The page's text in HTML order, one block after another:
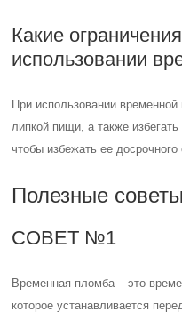
Какие
использовании
При использовании
липкой пищи, а также
чтобы избежать ее
Полезные советы
СОВЕТ №1
Временная пломба – это
которое устанавливается